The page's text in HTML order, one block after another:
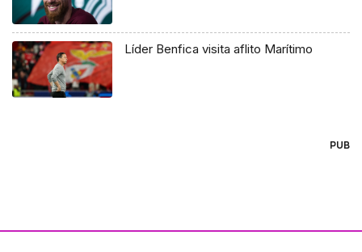
Líder Benfica visita aflito Marítimo
PUB